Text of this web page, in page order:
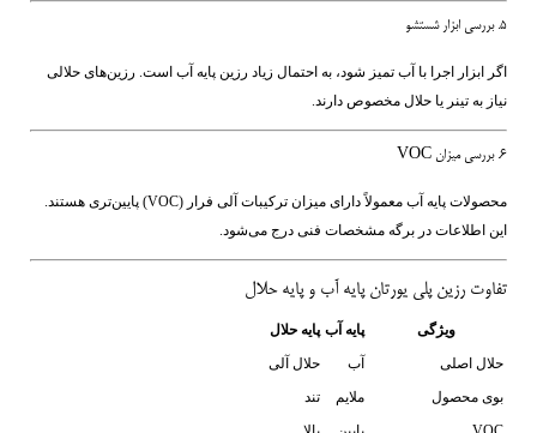
اگر ابزار اجرا با آب تمیز شود، به احتمال زیاد رزین پایه آب است. رزین‌های حلالی
نیاز به تینر یا حلال مخصوص دارند.
محصولات پایه آب معمولاً دارای میزان ترکیبات آلی فرار (VOC) پایین‌تری هستند.
این اطلاعات در برگه مشخصات فنی درج می‌شود.
تفاوت رزین پلی یورتان پایه آب و پایه حلال
ویژگی پایه آب پایه حلال
حلال اصلی
آب
حلال آلی
بوی محصول
ملایم
تند